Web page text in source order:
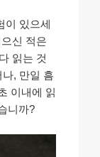
이 있으세
신 적은
읽는 것
, 만일 흠
이내에 읽
니까?